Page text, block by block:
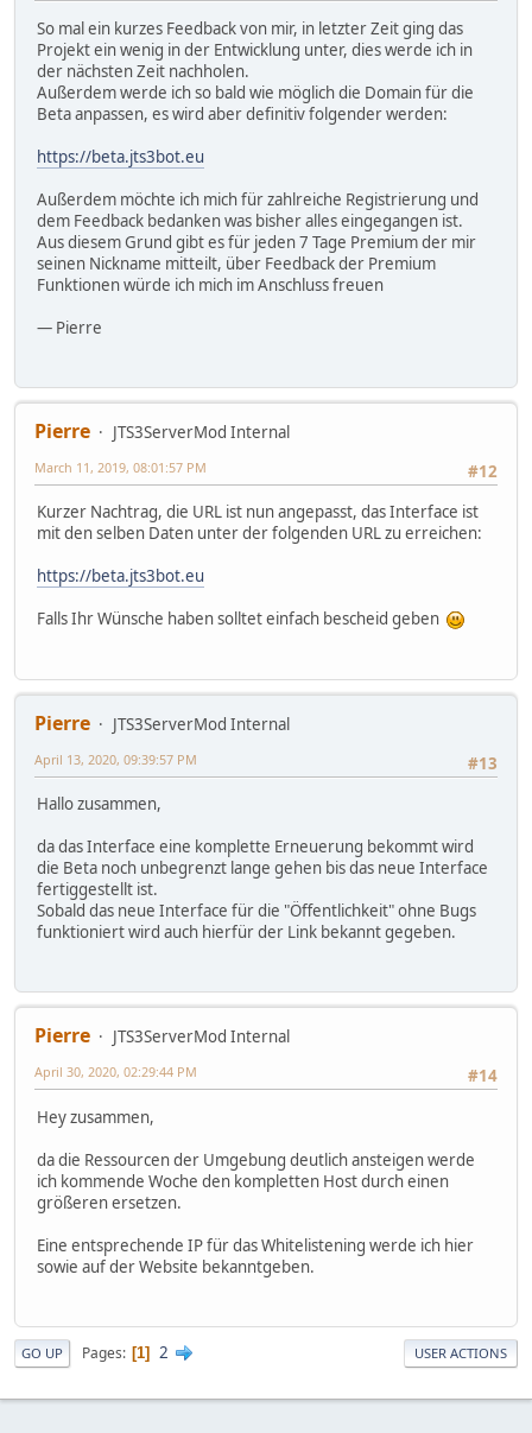
So mal ein kurzes Feedback von mir, in letzter Zeit ging das
Projekt ein wenig in der Entwicklung unter, dies werde ich in
der nächsten Zeit nachholen.
Außerdem werde ich so bald wie möglich die Domain für die
Beta anpassen, es wird aber definitiv folgender werden:
https://beta.jts3bot.eu
Außerdem möchte ich mich für zahlreiche Registrierung und
dem Feedback bedanken was bisher alles eingegangen ist.
Aus diesem Grund gibt es für jeden 7 Tage Premium der mir
seinen Nickname mitteilt, über Feedback der Premium
Funktionen würde ich mich im Anschluss freuen
— Pierre
Pierre
JTS3ServerMod Internal
#12
March 11, 2019, 08:01:57 PM
Kurzer Nachtrag, die URL ist nun angepasst, das Interface ist
mit den selben Daten unter der folgenden URL zu erreichen:
https://beta.jts3bot.eu
Falls Ihr Wünsche haben solltet einfach bescheid geben
Pierre
JTS3ServerMod Internal
#13
April 13, 2020, 09:39:57 PM
Hallo zusammen,
da das Interface eine komplette Erneuerung bekommt wird
die Beta noch unbegrenzt lange gehen bis das neue Interface
fertiggestellt ist.
Sobald das neue Interface für die "Öffentlichkeit" ohne Bugs
funktioniert wird auch hierfür der Link bekannt gegeben.
Pierre
JTS3ServerMod Internal
#14
April 30, 2020, 02:29:44 PM
Hey zusammen,
da die Ressourcen der Umgebung deutlich ansteigen werde
ich kommende Woche den kompletten Host durch einen
größeren ersetzen.
Eine entsprechende IP für das Whitelistening werde ich hier
sowie auf der Website bekanntgeben.
GO UP Pages 1 2 USER ACTIONS